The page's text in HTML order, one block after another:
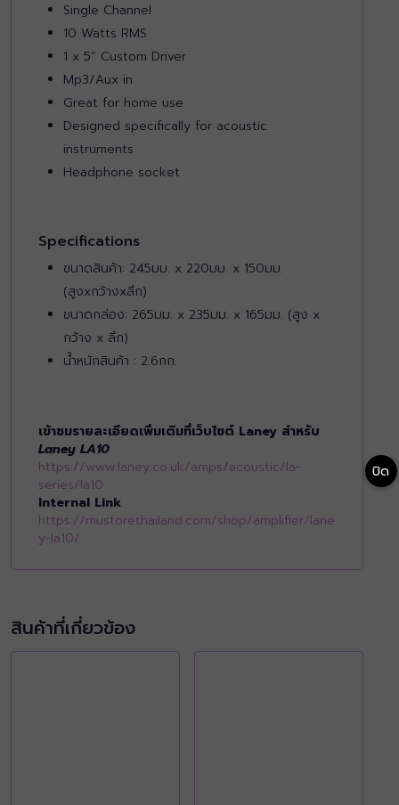
Single Channel
10 Watts RMS
1 x 5” Custom Driver
Mp3/Aux in
Great for home use
Designed specifically for acoustic
instruments
Headphone socket
Specifications
ขนาดสินค้า: 245มม. x 220มม. x 150มม.
(สูงxกว้างxลึก)
ขนาดกล่อง: 265มม. x 235มม. x 165มม. (สูง x
กว้าง x ลึก)
น้ำหนักสินค้า : 2.6กก.
เข้าชมรายละเอียดเพิ่มเติมที่เว็บไซต์ Laney สำหรับ
Laney LA10
https://www.laney.co.uk/amps/acoustic/la-
series/la10
Internal Link
https://mustorethailand.com/shop/amplifier/lane
y-la10/
สินค้าที่เกี่ยวข้อง
ปิด